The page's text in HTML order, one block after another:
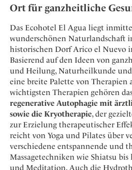
Mindful Traveller
New Member
Wellness
Griechenland
Indonesien
Italien
Japan
Kroatien
Mexico
Niederlande
Österreich
Portugal
Schweden
Spanien
Aktiv & Wellness
Culture
Design & Architektur
Eat & Drink
Mindful Traveller
Osterkalender
Persönlichkeiten
Lifestylehotels BOOK
The Stylemate Magazin/e
Gutschein/Voucher
Smart Traveller
Newsletter Anmeldung
Newsletter
Become a member
+
Member Benefits
Register your Hotel
About us +
Mission Statement
Our Story
Career
Kontakt
Impressum
Ort für ganzheitliche
Das Ecohotel El Agua liegt
wunderschönen Naturlandschaft
historischen Dorf Arico el Nuevo
Basierend auf den Ideen von
und Heilung, Naturheilkunde
eine breite Palette von Therapien
wichtigsten Therapien gehören
regenerative Autophagie mit
sowie die Kryotherapie, der
zur Erzielung therapeutischer
reicht von Yoga und Pilates über
verschiedene entspannende und
Massagetechniken wie Shiatsu
und Meditation. Auch die